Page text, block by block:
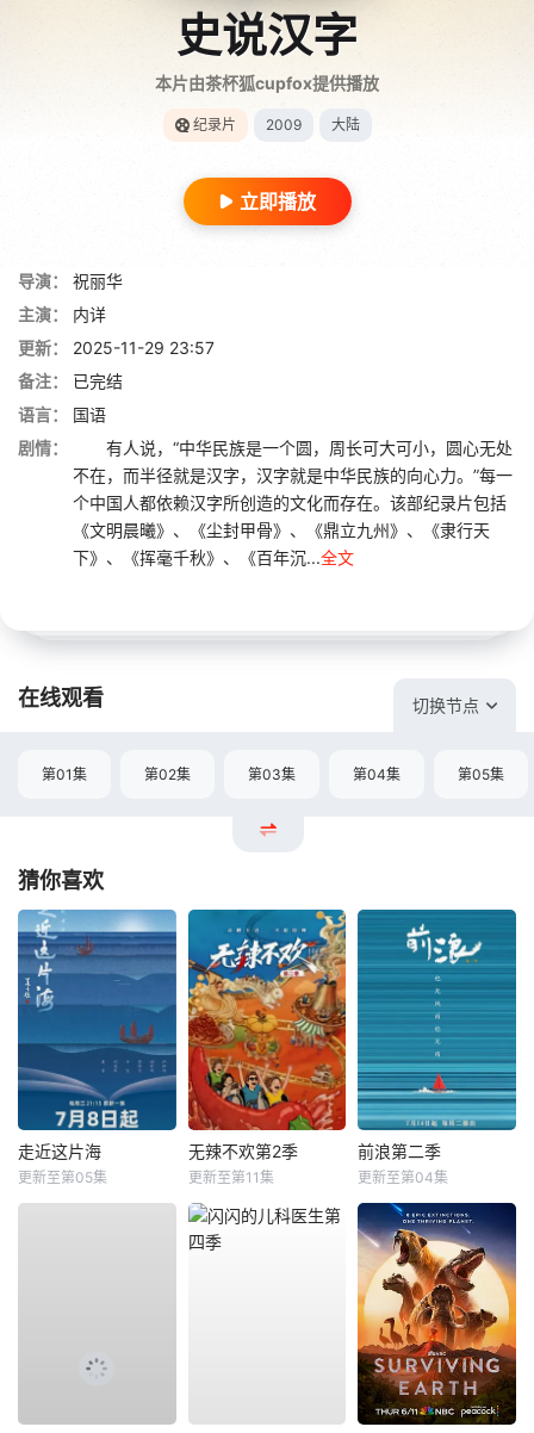
史说汉字
本片由茶杯狐cupfox提供播放
纪录片 2009 大陆
立即播放
导演：
祝丽华
主演：
内详
更新：
2025-11-29 23:57
备注：
已完结
语言：
国语
剧情：
有人说，“中华民族是一个圆，周长可大可小，圆心无处
不在，而半径就是汉字，汉字就是中华民族的向心力。”每一
个中国人都依赖汉字所创造的文化而存在。该部纪录片包括
《文明晨曦》、《尘封甲骨》、《鼎立九州》、《隶行天
下》、《挥毫千秋》、《百年沉...全文
在线观看 切换节点
第01集 第02集 第03集 第04集 第05集
猜你喜欢
走近这片海
更新至第05集
无辣不欢第2季
更新至第11集
前浪第二季
更新至第04集